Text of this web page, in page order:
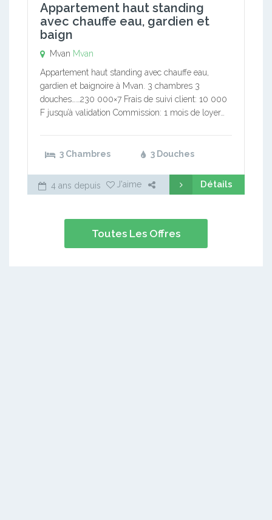
Appartement haut standing
avec chauffe eau, gardien et
baign
Mvan Mvan
Appartement haut standing avec chauffe eau,
gardien et baignoire à Mvan. 3 chambres 3
douches……230 000×7 Frais de suivi client: 10 000
F jusqu’à validation Commission: 1 mois de loyer…
3 Chambres 3 Douches
4 ans depuis J'aime Détails
Toutes Les Offres